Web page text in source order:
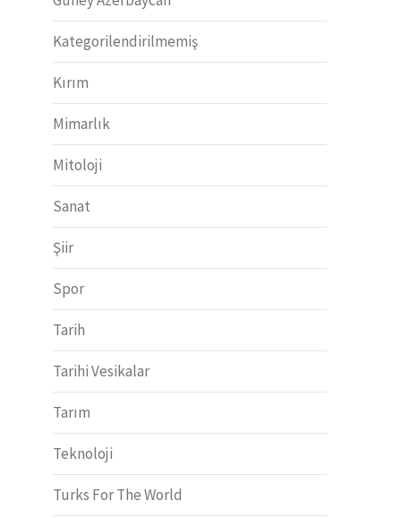
Kategorilendirilmemiş
Kırım
Mimarlık
Mitoloji
Sanat
Şiir
Spor
Tarih
Tarihi Vesikalar
Tarım
Teknoloji
Turks For The World